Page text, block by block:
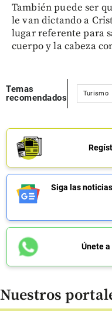
También puede ser
le van dictando a
lugar referente para
cuerpo y la cabeza
Temas
recomendados
Turismo
Siga las
Únete
Nuestros